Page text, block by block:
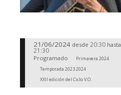
21/06/2024 desde 20:30 hasta
21:30
Programado
Primavera 2024
Temporada 2023 2024
XXII edición del Ciclo V.O.